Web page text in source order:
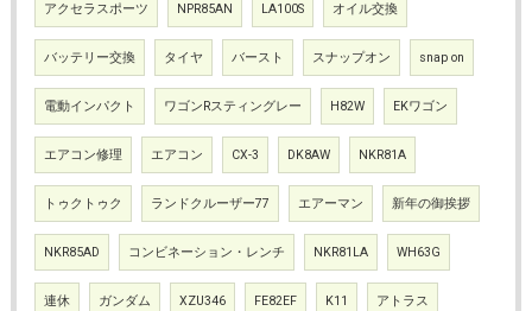
アクセラスポーツ NPR85AN LA100S オイル交換
バッテリー交換 タイヤ バースト スナップオン snap on
電動インパクト ワゴンRスティングレー H82W EKワゴン
エアコン修理 エアコン CX-3 DK8AW NKR81A
トゥクトゥク ランドクルーザー77 エアーマン 新年の御挨拶
NKR85AD コンビネーション・レンチ NKR81LA WH63G
連休 ガンダム XZU346 FE82EF K11 アトラス